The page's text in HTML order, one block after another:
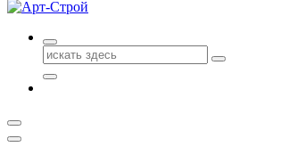
Поиск
для: